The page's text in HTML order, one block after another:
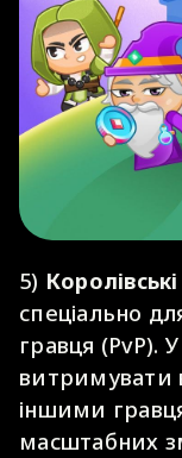
5)
спеціально
гравця (PvP).
витримувати
іншими
масштабних